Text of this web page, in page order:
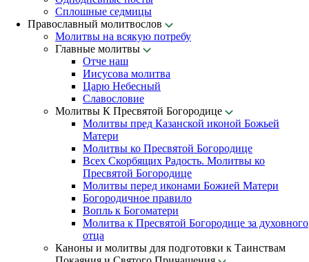
Сплошные седмицы
Православный молитвослов
Молитвы на всякую потребу
Главные молитвы
Отче наш
Иисусова молитва
Царю Небесный
Славословие
Молитвы К Пресвятой Богородице
Молитвы пред Казанской иконой Божьей
Матери
Молитвы ко Пресвятой Богородице
Всех Скорбящих Радость. Молитвы ко
Пресвятой Богородице
Молитвы перед иконами Божией Матери
Богородичное правило
Вопль к Богоматери
Молитва к Пресвятой Богородице за духовного
отца
Каноны и молитвы для подготовки к Таинствам